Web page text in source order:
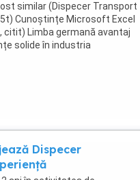
similar (Dispecer Transport
Cunoștințe Microsoft Excel
citit) Limba germană avantaj
solide în industria
Dispecer